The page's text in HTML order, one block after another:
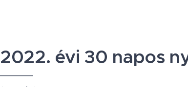
2022. évi 30 napos